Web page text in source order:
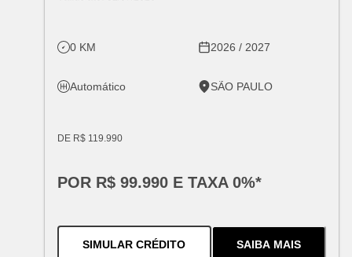
0 KM 2026 / 2027
Automático SÃO PAULO
DE R$ 119.990
POR R$ 99.990 E TAXA 0%*
SIMULAR CRÉDITOPARA O TRACKER 1.0 TURBO
SAIBA MAIS
SOBRE